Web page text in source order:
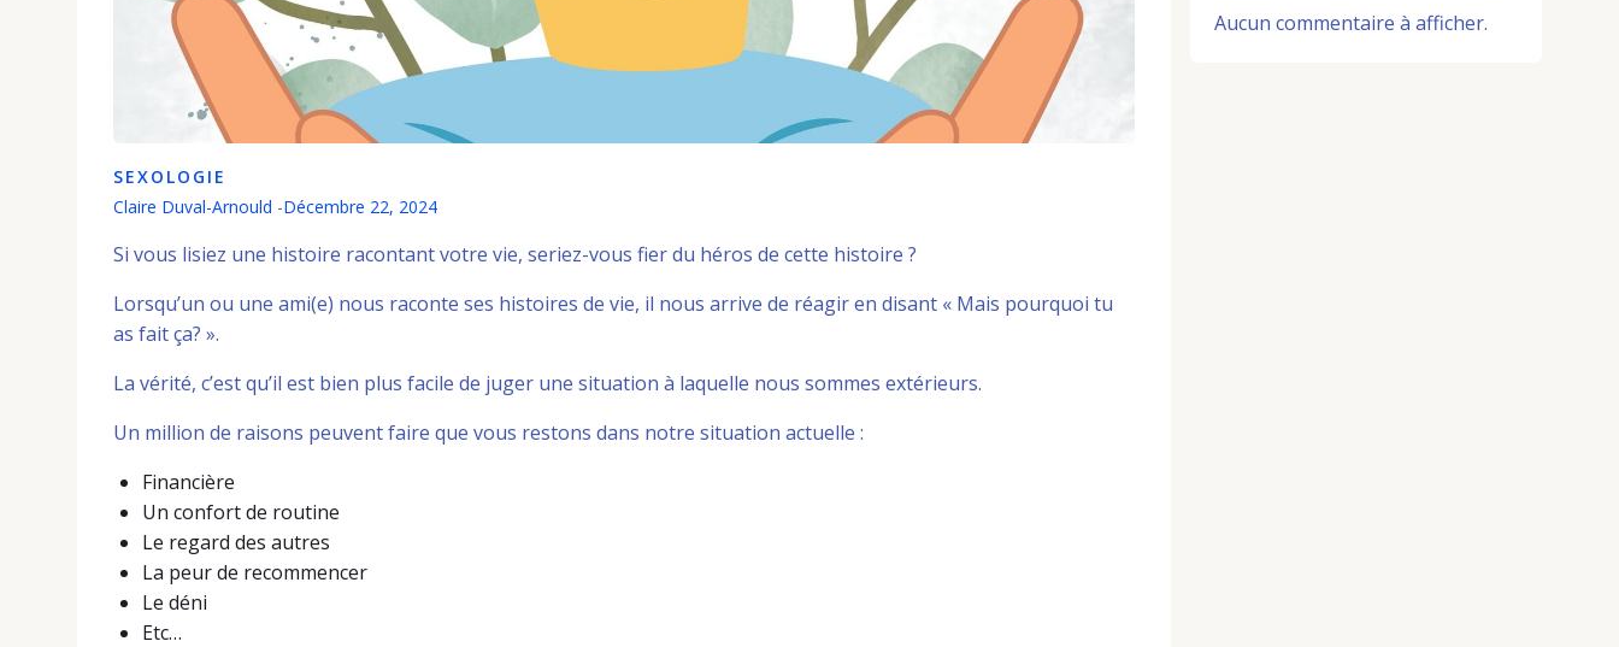
SEXOLOGIE
Claire Duval-Arnould -Décembre 22, 2024
Si vous lisiez une histoire racontant votre vie, seriez-vous fier du héros de cette histoire ?
Lorsqu’un ou une ami(e) nous raconte ses histoires de vie, il nous arrive de réagir en disant « Mais pourquoi tu
as fait ça? ».
La vérité, c’est qu’il est bien plus facile de juger une situation à laquelle nous sommes extérieurs.
Un million de raisons peuvent faire que vous restons dans notre situation actuelle :
Financière
Un confort de routine
Le regard des autres
La peur de recommencer
Le déni
Etc…
Aucun commentaire à afficher.